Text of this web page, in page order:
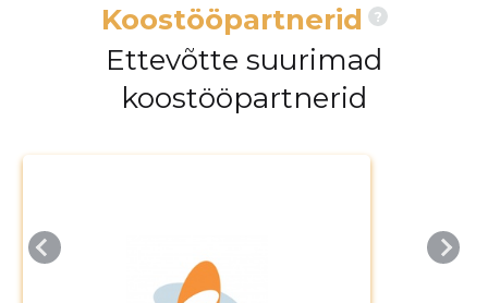
Koostööpartnerid ?
Ettevõtte suurimad
koostööpartnerid